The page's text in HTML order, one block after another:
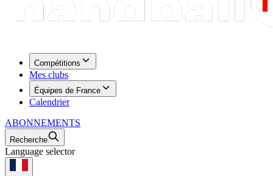
Compétitions
Mes clubs
Équipes de France
Calendrier
ABONNEMENTS
Recherche
Language selector